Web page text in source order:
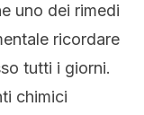
uno dei rimedi
ricordare
tutti i giorni.
chimici